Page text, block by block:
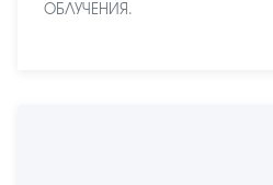
ОБЛУЧЕНИЯ.